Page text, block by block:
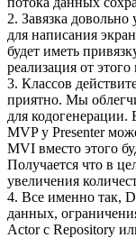
2. Завязка
для написания
будет иметь
реализация от этого
3. Классов
приятно. Мы
для
MVP у Presenter
MVI вместо этого
Получается что в
увеличения
4. Все именно так,
данных,
Actor с Repository